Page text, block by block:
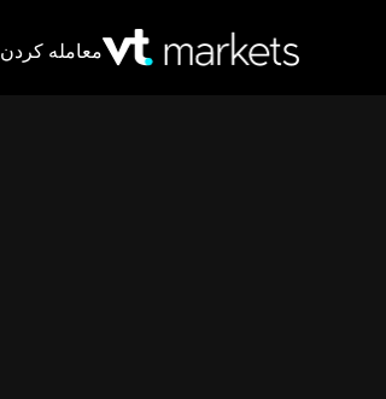
معامله کردن